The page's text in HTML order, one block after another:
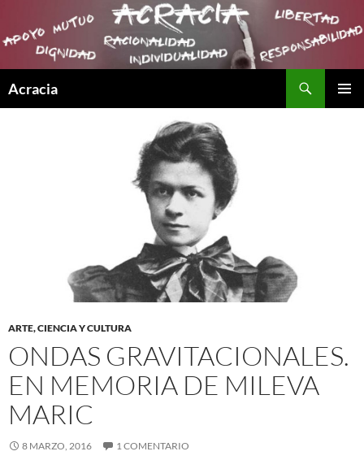
Acracia
ARTE, CIENCIA Y CULTURA
ONDAS GRAVITACIONALES.
EN MEMORIA DE MILEVA
MARIC
8 MARZO, 2016 1 COMENTARIO